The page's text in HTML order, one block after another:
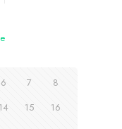
6 7
8
14 15
16